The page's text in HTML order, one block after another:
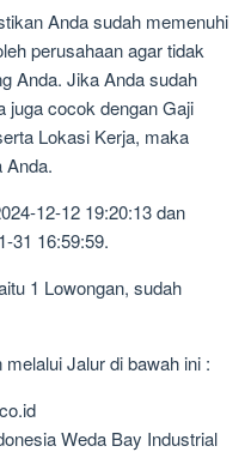
Anda sudah memenuhi
perusahaan agar tidak
Anda. Jika Anda sudah
juga cocok dengan Gaji
Lokasi Kerja, maka
Anda.
12-12 19:20:13 dan
31 16:59:59.
1 Lowongan, sudah
Jalur di bawah ini :
Weda Bay Industrial